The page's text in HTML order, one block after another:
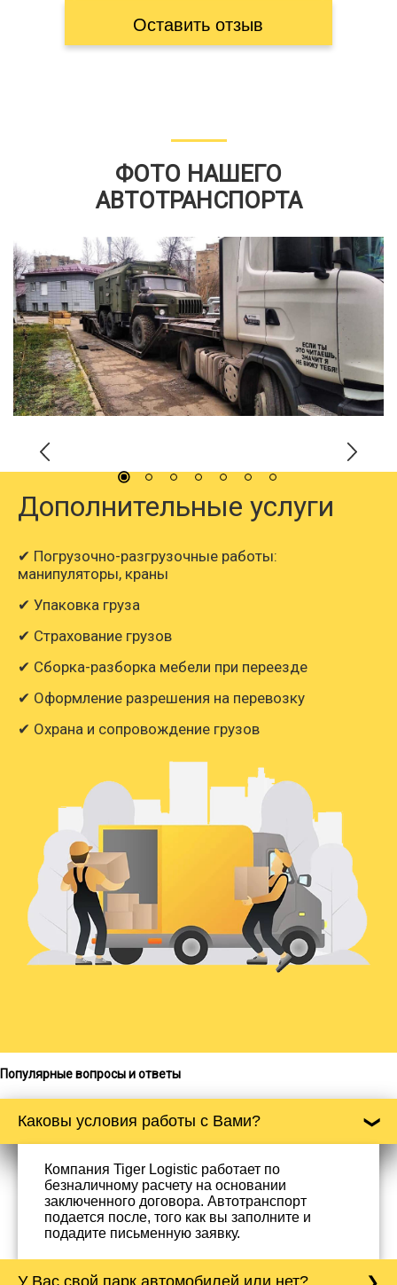
Оставить отзыв
ФОТО НАШЕГО
АВТОТРАНСПОРТА
Дополнительные услуги
✔ Погрузочно-разгрузочные работы:
манипуляторы, краны
✔ Упаковка груза
✔ Страхование грузов
✔ Сборка-разборка мебели при переезде
✔ Оформление разрешения на перевозку
✔ Охрана и сопровождение грузов
Популярные вопросы и ответы
Каковы условия работы с Вами?
Компания Tiger Logistic работает по
безналичному расчету на основании
заключенного договора. Автотранспорт
подается после, того как вы заполните и
подадите письменную заявку.
У Вас свой парк автомобилей или нет?